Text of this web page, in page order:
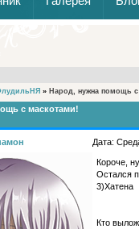
» Народ, нужна помощь с
с маскотами!
Дата:
Короче,
Остался
3)Хатена
Кто